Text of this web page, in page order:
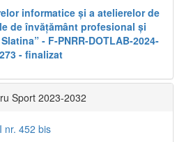
informatice și a atelierelor de
de învățământ profesional și
- F-PNRR-DOTLAB-2024-
- finalizat
Sport 2023-2032
nr. 452 bis